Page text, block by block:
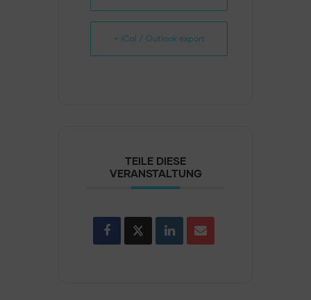
+ iCal / Outlook export
TEILE DIESE
VERANSTALTUNG